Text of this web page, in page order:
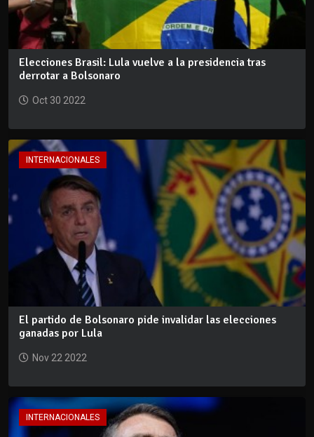
Elecciones Brasil: Lula vuelve a la presidencia tras
derrotar a Bolsonaro
Oct 30 2022
INTERNACIONALES
El partido de Bolsonaro pide invalidar las elecciones
ganadas por Lula
Nov 22 2022
INTERNACIONALES